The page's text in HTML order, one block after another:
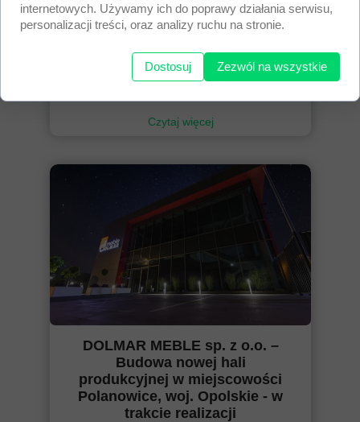
10 kwietnia 2026
realizacji zlecenia:
instalacje elektryczne
instalacje teletechniczne
Czytaj więcej
DOLMAR MEBLE sp. z o.o. –
Budowa nowej hali
produkcyjnej w miejscowości
Polanowice, woj. Opolskie - w
trakcie realizacji
internetowych. Używamy ich do poprawy działania serwisu,
personalizacji treści, oraz analizy ruchu na stronie.
Dostosuj Zezwól na wszystkie